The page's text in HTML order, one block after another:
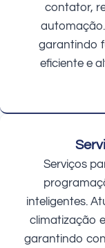
contator,
garantindo
eficiente e
Serviços
inteligentes.
climatização
garantindo